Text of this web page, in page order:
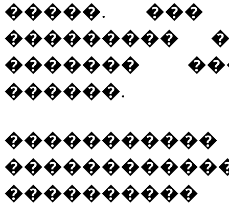
�����. ���
���������
�������
������.